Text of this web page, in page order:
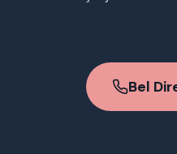
Bel